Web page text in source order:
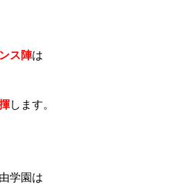
ス陣は
します。
学園は